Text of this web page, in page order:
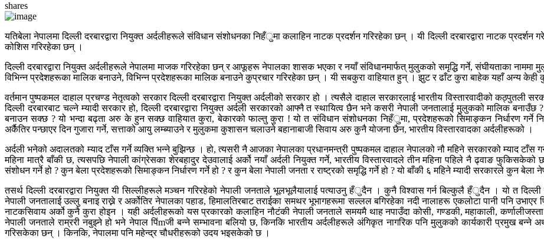
shares
यतिबेला नेपालमा दिल्ली दरबारद्वारा नियुक्त अर्दलीहरूले संविधान संशोधनका निहँुमा कलाहिन नाटक प्रदर्शन गरिरहेका छन् । यी दिल्ली दरबारद्वारा नाटक प्रदर्शन
कोशिस गरिरहेका छन् ।
दिल्ली दरबारद्वारा नियुक्त अर्दलीहरूले नेपालमा माजक गरिरहेका छन् र आफूहरू नेपालका शासक भएका र नयाँ संविधानमार्फत् मुलुकको समृद्धि गर्ने, संघीयताका
विभिन्न प्रदेशहरूका मालिक बनाउने, विभिन्न प्रदेशहरूका मालिक बनाउने कुप्रचार गरिरहेका छन् । यी सबकुरा वाहियात हुन् । झुट र ढाँट कुरा बाहेक यहाँ अन्य केही
वर्तमान पुष्पकमल दाहाल प्रचण्ड नेतृत्वको सरकार दिल्ली दरबारद्वारा नियुक्त अर्दलीको सरकार हो । त्यसैले दाहाल सरकारलाई भारतीय विस्तारवादीको कठ्पुतली
दिल्ली दरबारबाट चल्ने म्यादी सरकार हो, दिल्ली दरबारद्वारा नियुक्त अर्दली सरकारको आफ्नै त स्थायित्व छैन भने कसरी नेपाली जनतालाई मुलुकको मालिक
बनाउन सक्छ ? यो भन्दा बढ्ता अरु के हुन सक्छ वाहियात कुरा, बेकारको फाल्तु कुरा ! यो त संविधान संशोधनका निहँुमा, प्रदेशहरूको सिमाङ्कन निर्धारण गर्ने
अर्कैतिर पन्छाएर दिन गुजारा गर्ने, सत्ताको आयु लम्ब्याउने र मुलुकमा कुशासन चलाउने बहानाबाजी सिवाय अरु कुनै योजना छैन, भारतीय विस्तारवादका अर्दलीहरूको ।
अर्दली भनेको अदालतको म्याद टाँस गर्ने व्यक्ति भन्ने बुझिन्छ । हो, त्यसरी नै आजका नेपालका प्रधानमन्त्री पुष्पकमल दाहाल नेपालको नौ महिने सरकारको म्याद टाँस
महिना मात्रै बाँकी छ, त्यसपछि नेपाली कांग्रेसका शेरबहादुर देउवालाई अर्को नयाँ अर्दली नियुक्त गर्ने, भारतीय विस्तारवादले तीन महिना पहिले नै ढ्वाङ
संशोधन गर्ने हो ? कुन बेला प्रदेशहरूको सिमाङ्कन निर्धारण गर्ने हो ? र कुन बेला नेपाली जनता र राष्ट्रको समृद्धि गर्ने हो ? यो बाँकी ६ महिने म्यादी सरकारले कुन बेला
तसर्थ दिल्ली दरबारद्वारा नियुक्त यी सिल्लीहरूले मञ्चन गरिरहेको नेपाली जनताले भूलभूलैयालाई पत्याउनु हँुदैन । कुनै विश्वास गर्न बिल्कुलै हँुदैन । यो त दिल्ली
नेपाली जनतालाई उल्लु बनाइ राख्ने र अर्कोतिर नेपालका पहाड, हिमालतिरबाट तराईका समथर भूभागहरूमा सल्लल बगिरहेका नदी नालाहरू एकलोटा पानी पनि
नाटकसिवाय अर्को कुनै कुरा होइन । यही अर्दलीहरूको यस प्रकारको कलाहिन नौटंकी नेपाली जनताले समयमै थाह नपाउँदा कोसी, गण्डकी, महाकाली,
नेपाली जनताले राम्ररी नबुझ्ने हो भने नेपाल पिंmजी बन्ने सम्भावना बलियो छ, किनकि भारतीय अर्दलीहरूले अंगिकृत नागरिक पनि मुलुकको कार्यकारी प्रमुख बन्ने
गरिसकेका छन् । किनकि, नेपालमा पनि महेन्द्र चौधरीहरूको उदय भइसकेको छ ।